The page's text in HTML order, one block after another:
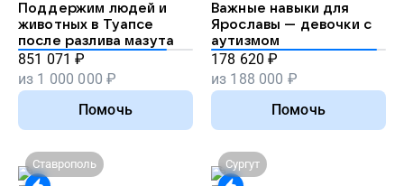
Поддержим людей и
животных в Туапсе
после разлива мазута
851 071 ₽
из 1 000 000 ₽
Помочь
Важные навыки для
Ярославы — девочки с
аутизмом
178 620 ₽
из 188 000 ₽
Помочь
Ставрополь Сургут